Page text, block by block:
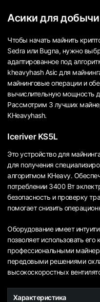
Асики для
Чтобы начать майнить
Sedra или Bugna, нужно
адаптированное под
kheavyhash Аsic для
майнинговые операции и
вычислительную мощность
Рассмотрим 3 лучших
KHeavyhash.
Iceriver KS5L
Это устройство для
для получения
алгоритмом KHeavy.
потреблении 3400 Вт
безопасность и проверку
помогает снизить
Оборудование имеет
позволяет использовать
профессиональными
передовыми решениями
высокоскоростных
Характеристика